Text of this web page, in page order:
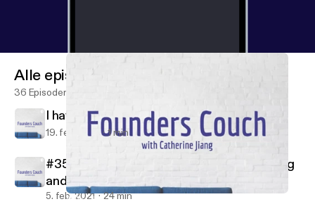
Why I started Founders Couch, and where I hope it will go
Alle episoder
36 Episoder
I have some news
19. feb. 2021 1 min
#35: Michael Broughton - On great pitching
and being backed by Jay-Z
5. feb. 2021 24 min